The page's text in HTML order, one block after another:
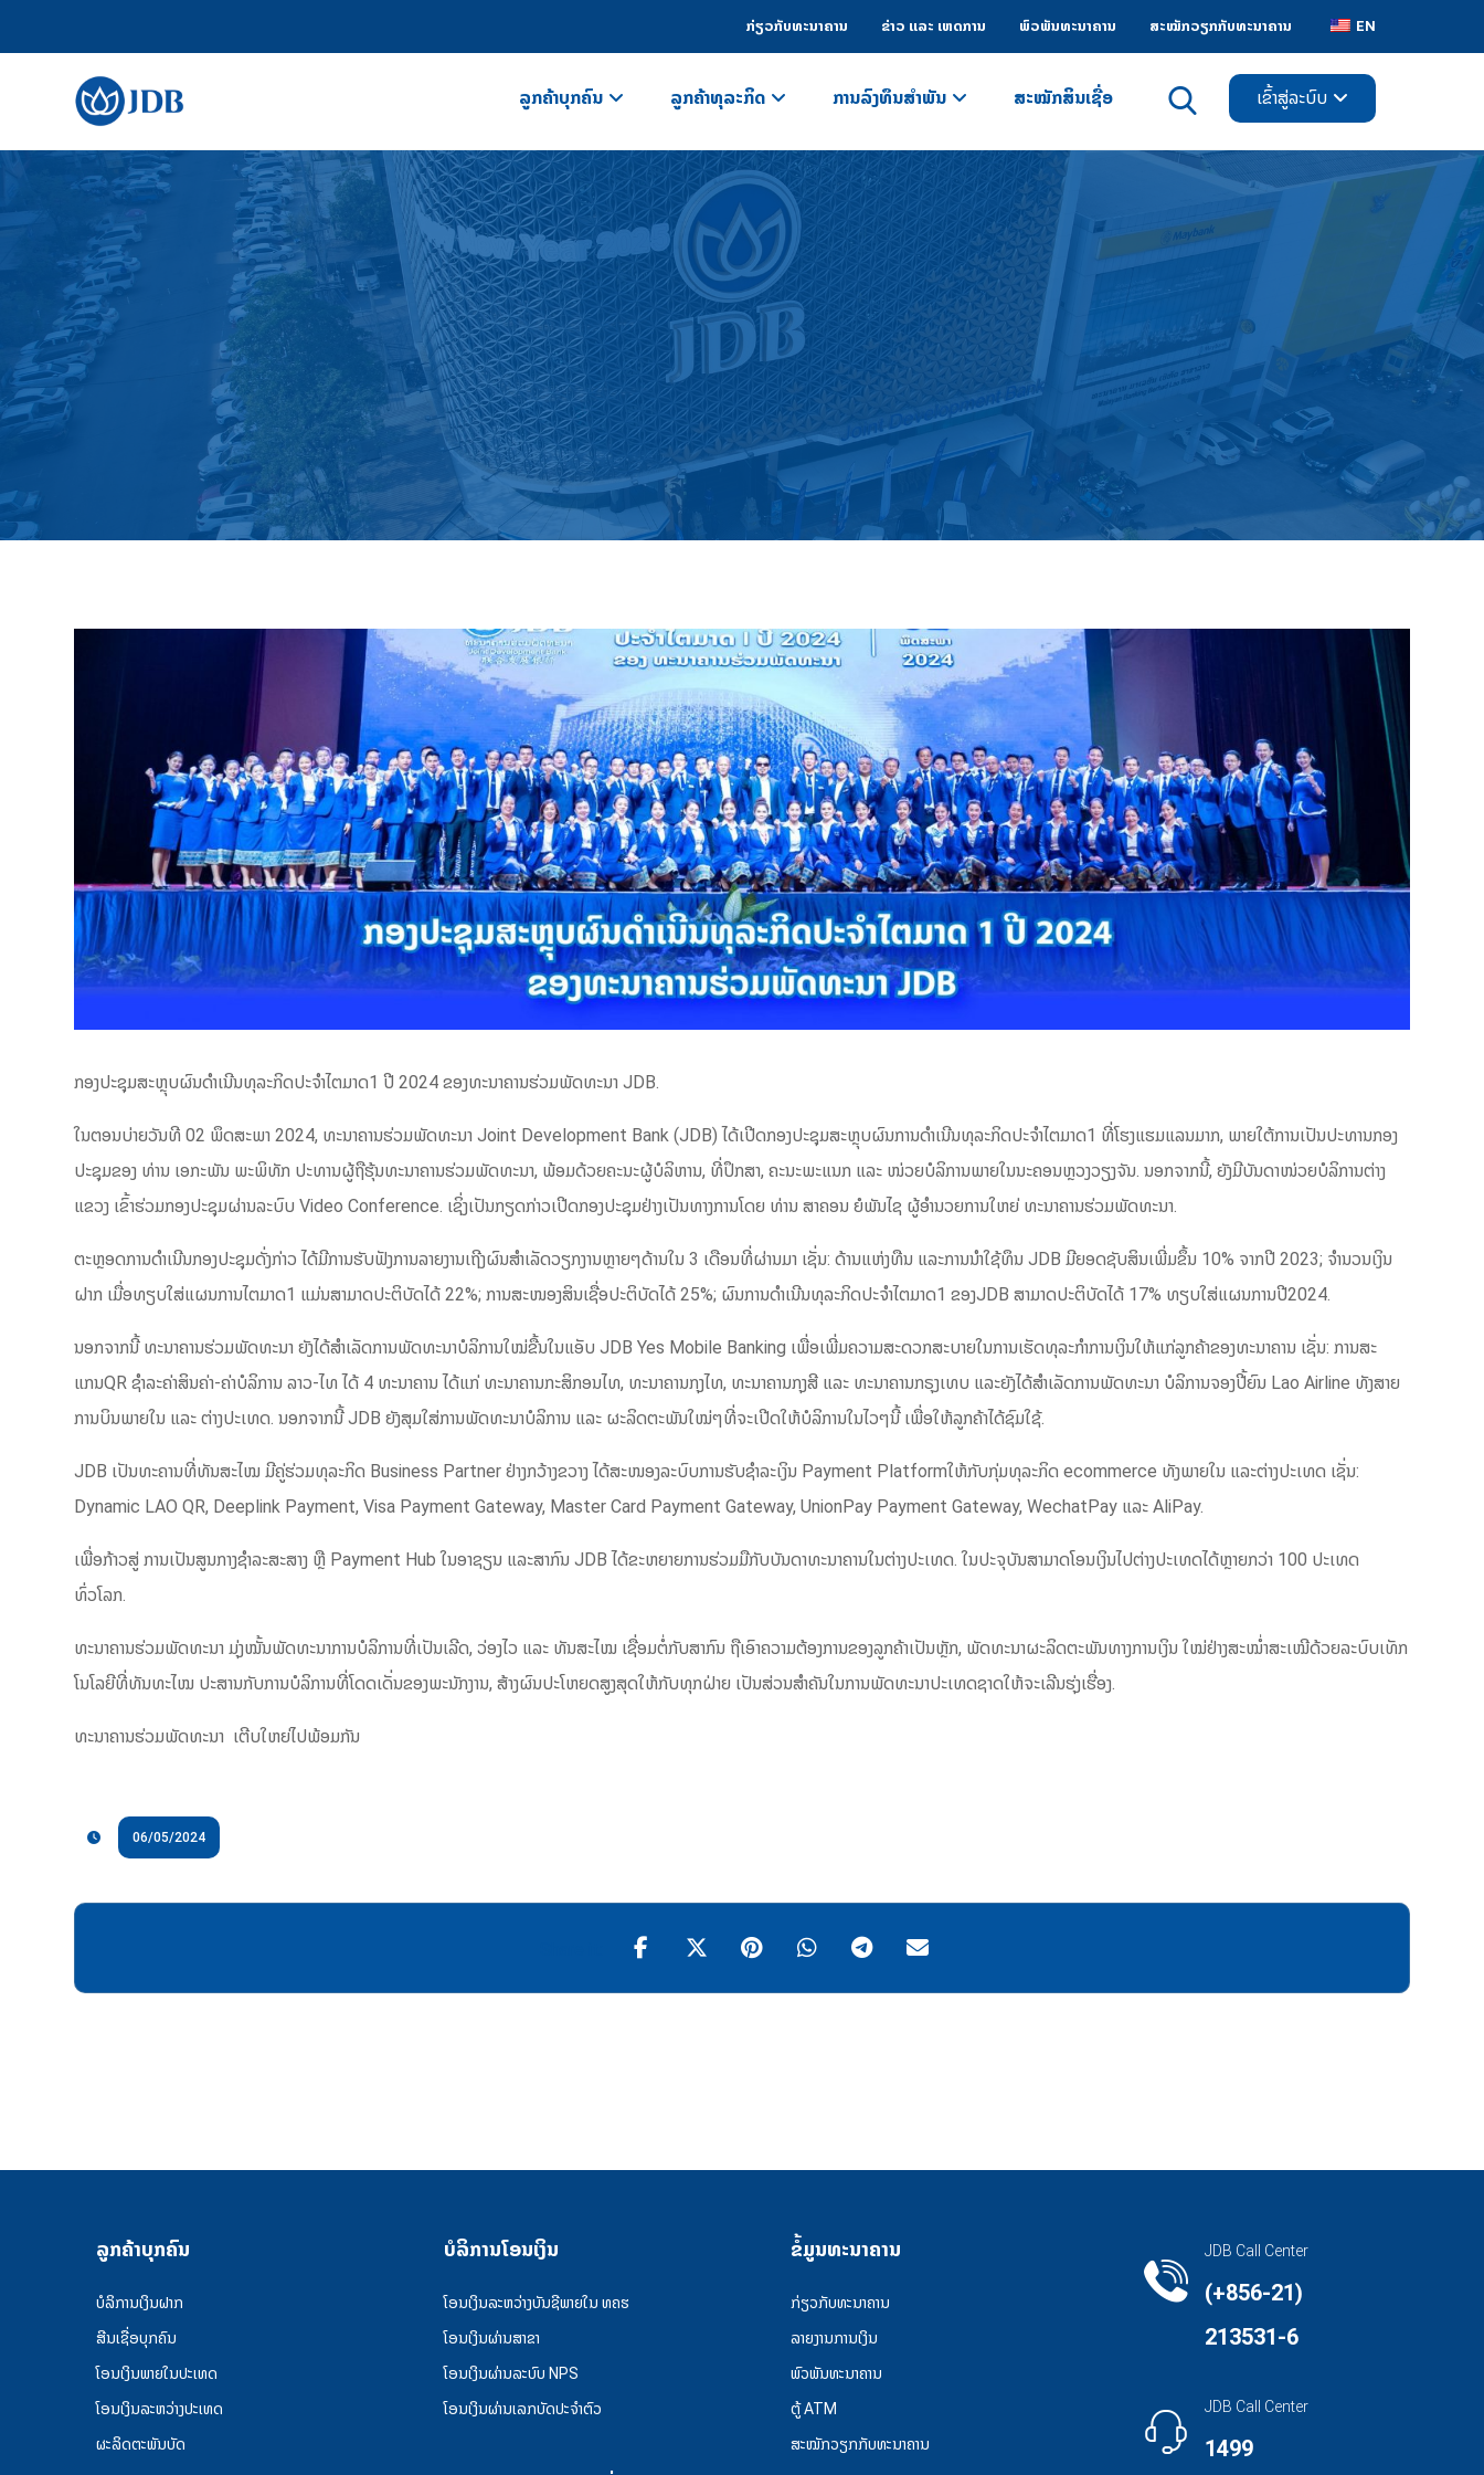
EN
ກ່ຽວກັບທະນາຄານ ຂ່າວ ແລະ ເຫດການ ພົວພັນທະນາຄານ ສະໝັກວຽກກັບທະນາຄານ
ເຂົ້າສູ່ລະບົບ
ລູກຄ້າບຸກຄົນ ລູກຄ້າທຸລະກິດ ການລົງທຶນສຳພັນ ສະໝັກສິນເຊື່ອ
ກອງປະຊຸມສະຫຼຸບຜົນດຳເນີນທຸລະກິດປະຈຳໄຕມາດ1 ປີ 2024 ຂອງທະນາຄານຮ່ວມພັດທະນາ JDB.
ໃນຕອນບ່າຍວັນທີ 02 ພຶດສະພາ 2024, ທະນາຄານຮ່ວມພັດທະນາ Joint Development Bank (JDB) ໄດ້ເປີດກອງປະຊຸມສະຫຼຸບຜົນການດຳເນີນທຸລະກິດປະຈຳໄຕມາດ1 ທີ່ໂຮງແຮມແລນມາກ, ພາຍໃຕ້ການເປັນປະທານກອງ
ປະຊຸມຂອງ ທ່ານ ເອກະພັນ ພະພິທັກ ປະທານຜູ້ຖືຮຸ້ນທະນາຄານຮ່ວມພັດທະນາ, ພ້ອມດ້ວຍຄະນະຜູ້ບໍລິຫານ, ທີ່ປຶກສາ, ຄະນະພະແນກ ແລະ ໜ່ວຍບໍລິການພາຍໃນນະຄອນຫຼວງວຽງຈັນ. ນອກຈາກນີ້, ຍັງມີບັນດາໜ່ວຍບໍລິການຕ່າງ
ແຂວງ ເຂົ້າຮ່ວມກອງປະຊຸມຜ່ານລະບົບ Video Conference. ເຊິ່ງເປັນກຽດກ່າວເປີດກອງປະຊຸມຢ່າງເປັນທາງການໂດຍ ທ່ານ ສາຄອນ ຍໍພັນໄຊ ຜູ້ອຳນວຍການໃຫຍ່ ທະນາຄານຮ່ວມພັດທະນາ.
ຕະຫຼອດການດຳເນີນກອງປະຊຸມດັ່ງກ່າວ ໄດ້ມີການຮັບຟັງການລາຍງານເຖີງຜົນສຳເລັດວຽກງານຫຼາຍໆດ້ານໃນ 3 ເດືອນທີ່ຜ່ານມາ ເຊັ່ນ: ດ້ານແຫ່ງທືນ ແລະການນຳໃຊ້ທຶນ JDB ມີຍອດຊັບສິນເພີ່ມຂຶ້ນ 10% ຈາກປີ 2023; ຈໍານວນເງິນ
ຝາກ ເມື່ອທຽບໃສ່ແຜນການໄຕມາດ1 ແມ່ນສາມາດປະຕິບັດໄດ້ 22%; ການສະໜອງສິນເຊື່ອປະຕິບັດໄດ້ 25%; ຜົນການດໍາເນີນທຸລະກິດປະຈໍາໄຕມາດ1 ຂອງJDB ສາມາດປະຕິບັດໄດ້ 17% ທຽບໃສ່ແຜນການປີ2024.
ນອກຈາກນີ້ ທະນາຄານຮ່ວມພັດທະນາ ຍັງໄດ້ສຳເລັດການພັດທະນາບໍລິການໃໝ່ຂື້ນໃນແອັບ JDB Yes Mobile Banking ເພື່ອເພີ່ມຄວາມສະດວກສະບາຍໃນການເຮັດທຸລະກຳການເງິນໃຫ້ແກ່ລູກຄ້າຂອງທະນາຄານ ເຊັ່ນ: ການສະ
ແກນQR ຊຳລະຄ່າສິນຄ່າ-ຄ່າບໍລິການ ລາວ-ໄທ ໄດ້ 4 ທະນາຄານ ໄດ້ແກ່ ທະນາຄານກະສິກອນໄທ, ທະນາຄານກຸງໄທ, ທະນາຄານກຸງສີ ແລະ ທະນາຄານກຣຸງເທບ ແລະຍັງໄດ້ສຳເລັດການພັດທະນາ ບໍລິການຈອງປີ້ຍົນ Lao Airline ທັງສາຍ
ການບິນພາຍໃນ ແລະ ຕ່າງປະເທດ. ນອກຈາກນີ້ JDB ຍັງສຸມໃສ່ການພັດທະນາບໍລິການ ແລະ ຜະລິດຕະພັນໃໝ່ໆທີ່ຈະເປີດໃຫ້ບໍລິການໃນໄວໆນີ້ ເພື່ອໃຫ້ລູກຄ້າໄດ້ຊົມໃຊ້.
JDB ເປັນທະຄານທີ່ທັນສະໄໝ ມີຄູ່ຮ່ວມທຸລະກິດ Business Partner ຢ່າງກວ້າງຂວາງ ໄດ້ສະໜອງລະບົບການຮັບຊຳລະເງິນ Payment Platformໃຫ້ກັບກຸ່ມທຸລະກິດ ecommerce ທັງພາຍໃນ ແລະຕ່າງປະເທດ ເຊັ່ນ:
Dynamic LAO QR, Deeplink Payment, Visa Payment Gateway, Master Card Payment Gateway, UnionPay Payment Gateway, WechatPay ແລະ AliPay.
ເພື່ອກ້າວສູ່ ການເປັນສູນກາງຊໍາລະສະສາງ ຫຼື Payment Hub ໃນອາຊຽນ ແລະສາກົນ JDB ໄດ້ຂະຫຍາຍການຮ່ວມມືກັບບັນດາທະນາຄານໃນຕ່າງປະເທດ. ໃນປະຈຸບັນສາມາດໂອນເງິນໄປຕ່າງປະເທດໄດ້ຫຼາຍກວ່າ 100 ປະເທດ
ທົ່ວໂລກ.
ທະນາຄານຮ່ວມພັດທະນາ ມຸ່ງໝັ້ນພັດທະນາການບໍລິການທີ່ເປັນເລີດ, ວ່ອງໄວ ແລະ ທັນສະໄໝ ເຊື່ອມຕໍ່ກັບສາກົນ ຖືເອົາຄວາມຕ້ອງການຂອງລູກຄ້າເປັນຫຼັກ, ພັດທະນາຜະລິດຕະພັນທາງການເງິນ ໃໝ່ຢ່າງສະໝໍ່າສະເໝີດ້ວຍລະບົບເທັກ
ໂນໂລຍີທີ່ທັນທະໄໝ ປະສານກັບການບໍລິການທີ່ໂດດເດັ່ນຂອງພະນັກງານ, ສ້າງຜົນປະໂຫຍດສູງສຸດໃຫ້ກັບທຸກຝ່າຍ ເປັນສ່ວນສຳຄັນໃນການພັດທະນາປະເທດຊາດໃຫ້ຈະເລີນຮຸ່ງເຮື່ອງ.
ທະນາຄານຮ່ວມພັດທະນາ ເຕີບໃຫຍ່ໄປພ້ອມກັນ
06/05/2024
ລູກຄ້າບຸກຄົນ
ບໍລິການເງິນຝາກ
ສີນເຊື່ອບຸກຄົນ
ໂອນເງິນພາຍໃນປະເທດ
ໂອນເງິນລະຫວ່າງປະເທດ
ຜະລິດຕະພັນບັດ
ບໍລິການໂອນເງິນ
ໂອນເງິນລະຫວ່າງບັນຊີພາຍໃນ ທຄຮ
ໂອນເງິນຜ່ານສາຂາ
ໂອນເງິນຜ່ານລະບົບ NPS
ໂອນເງິນຜ່ານເລກບັດປະຈຳຕົວ
ຂໍ້ມູນທະນາຄານ
ກ່ຽວກັບທະນາຄານ
ລາຍງານການເງິນ
ພົວພັນທະນາຄານ
ຕູ້ ATM
ສະໝັກວຽກກັບທະນາຄານ
JDB Call Center
(+856-21)
213531-6
JDB Call Center
1499